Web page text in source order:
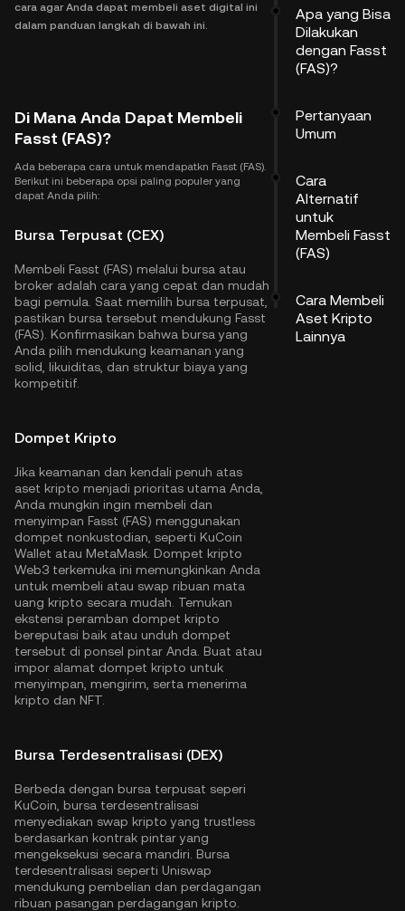
cara agar Anda dapat membeli aset digital ini
dalam panduan langkah di bawah ini.
Di Mana Anda Dapat Membeli
Fasst (FAS)?
Ada beberapa cara untuk mendapatkn Fasst (FAS).
Berikut ini beberapa opsi paling populer yang
dapat Anda pilih:
Bursa Terpusat (CEX)
Membeli Fasst (FAS) melalui bursa atau
broker adalah cara yang cepat dan mudah
bagi pemula. Saat memilih bursa terpusat,
pastikan bursa tersebut mendukung Fasst
(FAS). Konfirmasikan bahwa bursa yang
Anda pilih mendukung keamanan yang
solid, likuiditas, dan struktur biaya yang
kompetitif.
Dompet Kripto
Jika keamanan dan kendali penuh atas
aset kripto menjadi prioritas utama Anda,
Anda mungkin ingin membeli dan
menyimpan Fasst (FAS) menggunakan
dompet nonkustodian, seperti KuCoin
Wallet atau MetaMask. Dompet kripto
Web3 terkemuka ini memungkinkan Anda
untuk membeli atau swap ribuan mata
uang kripto secara mudah. Temukan
ekstensi peramban dompet kripto
bereputasi baik atau unduh dompet
tersebut di ponsel pintar Anda. Buat atau
impor alamat dompet kripto untuk
menyimpan, mengirim, serta menerima
kripto dan NFT.
Bursa Terdesentralisasi (DEX)
Berbeda dengan bursa terpusat seperi
KuCoin, bursa terdesentralisasi
menyediakan swap kripto yang trustless
berdasarkan kontrak pintar yang
mengeksekusi secara mandiri. Bursa
terdesentralisasi seperti Uniswap
mendukung pembelian dan perdagangan
ribuan pasangan perdagangan kripto.
Apa yang Bisa
Dilakukan
dengan Fasst
(FAS)?
Pertanyaan
Umum
Cara
Alternatif
untuk
Membeli Fasst
(FAS)
Cara Membeli
Aset Kripto
Lainnya